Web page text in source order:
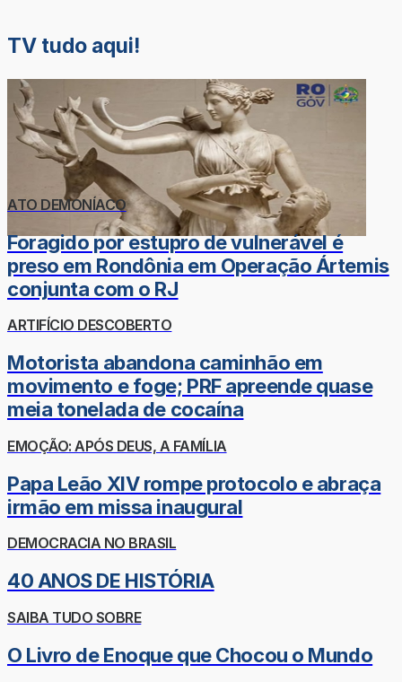
TV tudo aqui!
ATO DEMONÍACO
Foragido por estupro de vulnerável é
preso em Rondônia em Operação Ártemis
conjunta com o RJ
ARTIFÍCIO DESCOBERTO
Motorista abandona caminhão em
movimento e foge; PRF apreende quase
meia tonelada de cocaína
EMOÇÃO: APÓS DEUS, A FAMÍLIA
Papa Leão XIV rompe protocolo e abraça
irmão em missa inaugural
DEMOCRACIA NO BRASIL
40 ANOS DE HISTÓRIA
SAIBA TUDO SOBRE
O Livro de Enoque que Chocou o Mundo